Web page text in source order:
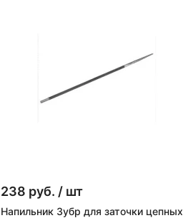
238 руб. / шт
Напильник Зубр для заточки цепных